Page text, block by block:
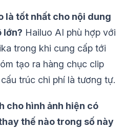
là tốt nhất cho nội dung
lớn? Hailuo AI phù hợp với
trong khi cung cấp tới
tạo ra hàng chục clip
trúc chi phí là tương tự.
cho hình ảnh hiện có
thế nào trong số này